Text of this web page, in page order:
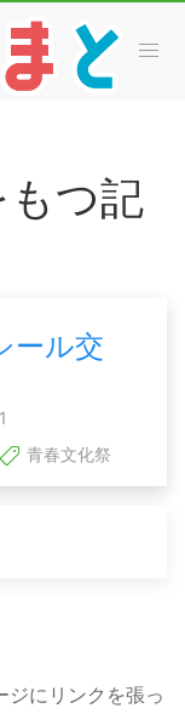
もつ記
ール交
青春文化祭
ジにリンクを張っ